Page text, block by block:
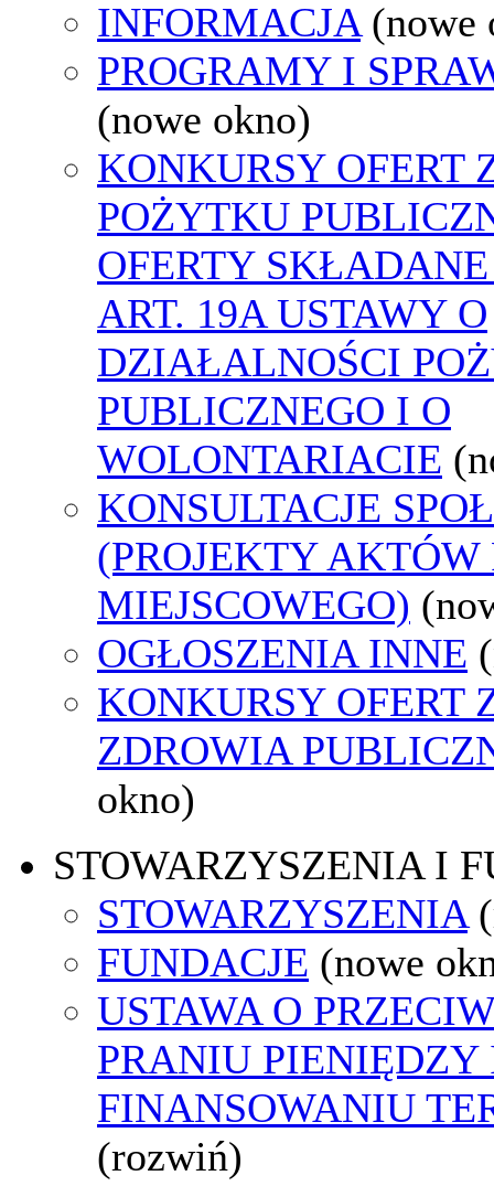
INFORMACJA (nowe
PROGRAMY I
(nowe okno)
KONKURSY OFERT
POŻYTKU
OFERTY
ART. 19A USTAWY O
DZIAŁALNOŚCI
PUBLICZNEGO I O
WOLONTARIACIE
KONSULTACJE
(PROJEKTY AKTÓW
MIEJSCOWEGO)
OGŁOSZENIA INNE
KONKURSY OFERT
ZDROWIA
okno)
STOWARZYSZENIA I
STOWARZYSZENIA
FUNDACJE (nowe
USTAWA O
PRANIU PIENIĘDZY
FINANSOWANIU
(rozwiń)